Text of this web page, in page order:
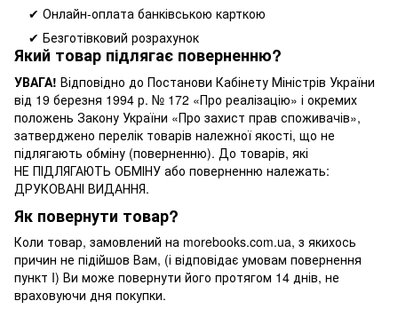
✔ Онлайн-оплата банківською карткою
✔ Безготівковий розрахунок
Який товар підлягає поверненню?
УВАГА! Відповідно до Постанови Кабінету Міністрів України
від 19 березня 1994 р. № 172 «Про реалізацію» і окремих
положень Закону України «Про захист прав споживачів»,
затверджено перелік товарів належної якості, що не
підлягають обміну (поверненню). До товарів, які
НЕ ПІДЛЯГАЮТЬ ОБМІНУ або поверненню належать:
ДРУКОВАНІ ВИДАННЯ.
Як повернути товар?
Коли товар, замовлений на morebooks.com.ua, з якихось
причин не підійшов Вам, (і відповідає умовам повернення
пункт I) Ви може повернути його протягом 14 днів, не
враховуючи дня покупки.